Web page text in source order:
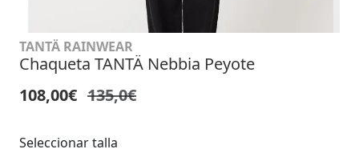
TANTÄ RAINWEAR
Chaqueta TANTÄ Nebbia Peyote
108,00€ 135,0€
Seleccionar talla